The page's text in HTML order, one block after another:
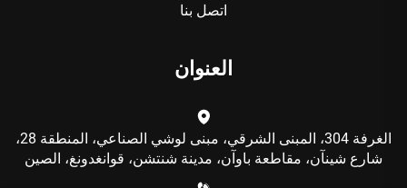
اتصل بنا
العنوان
الغرفة 304، المبنى الشرقي، مبنى لوشي الصناعي، المنطقة 28،
شارع شينآن، مقاطعة باوآن، مدينة شنتشن، قوانغدونغ، الصين